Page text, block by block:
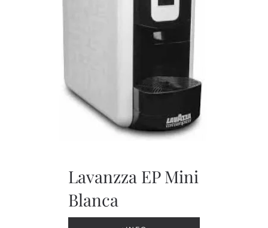
Lavanzza EP Mini
Blanca